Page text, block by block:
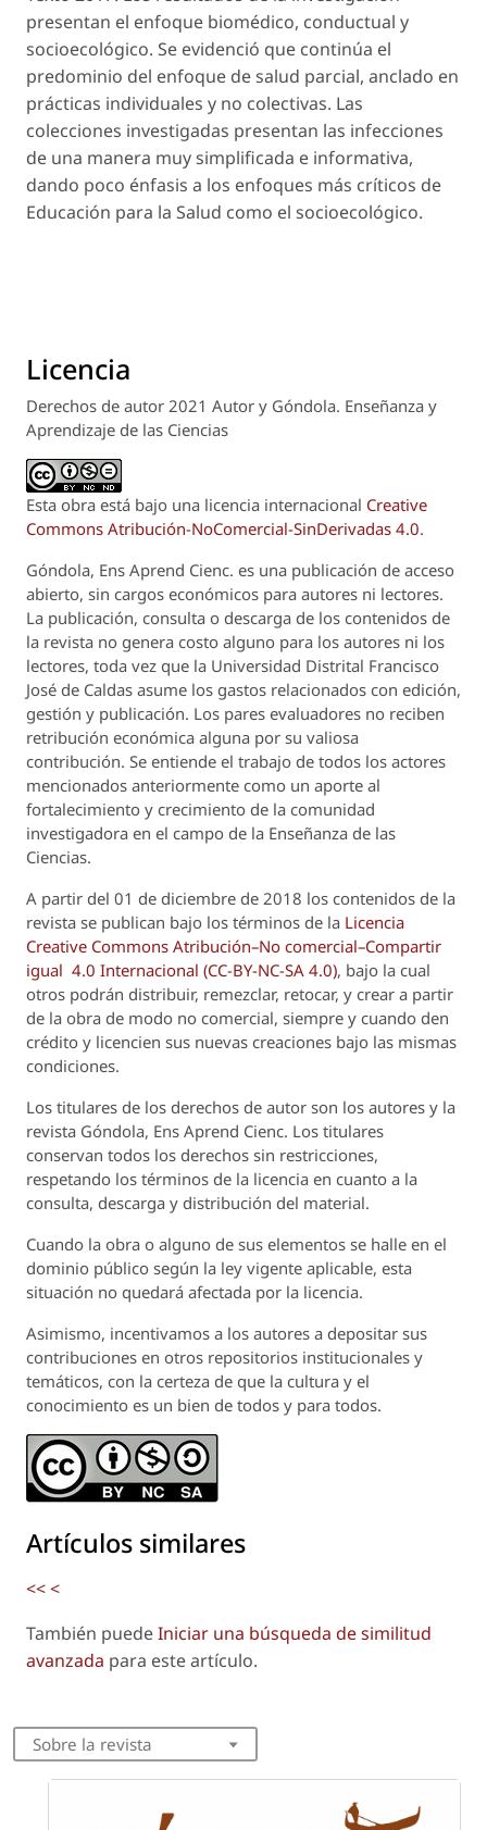
presentan el enfoque biomédico, conductual y
socioecológico. Se evidenció que continúa el
predominio del enfoque de salud parcial, anclado en
prácticas individuales y no colectivas. Las
colecciones investigadas presentan las infecciones
de una manera muy simplificada e informativa,
dando poco énfasis a los enfoques más críticos de
Educación para la Salud como el socioecológico.
Licencia
Derechos de autor 2021 Autor y Góndola. Enseñanza y
Aprendizaje de las Ciencias
Esta obra está bajo una licencia internacional Creative
Commons Atribución-NoComercial-SinDerivadas 4.0.
Góndola, Ens Aprend Cienc. es una publicación de acceso
abierto, sin cargos económicos para autores ni lectores.
La publicación, consulta o descarga de los contenidos de
la revista no genera costo alguno para los autores ni los
lectores, toda vez que la Universidad Distrital Francisco
José de Caldas asume los gastos relacionados con edición,
gestión y publicación. Los pares evaluadores no reciben
retribución económica alguna por su valiosa
contribución. Se entiende el trabajo de todos los actores
mencionados anteriormente como un aporte al
fortalecimiento y crecimiento de la comunidad
investigadora en el campo de la Enseñanza de las
Ciencias.
A partir del 01 de diciembre de 2018 los contenidos de la
revista se publican bajo los términos de la Licencia
Creative Commons Atribución–No comercial–Compartir
igual 4.0 Internacional (CC-BY-NC-SA 4.0), bajo la cual
otros podrán distribuir, remezclar, retocar, y crear a partir
de la obra de modo no comercial, siempre y cuando den
crédito y licencien sus nuevas creaciones bajo las mismas
condiciones.
Los titulares de los derechos de autor son los autores y la
revista Góndola, Ens Aprend Cienc. Los titulares
conservan todos los derechos sin restricciones,
respetando los términos de la licencia en cuanto a la
consulta, descarga y distribución del material.
Cuando la obra o alguno de sus elementos se halle en el
dominio público según la ley vigente aplicable, esta
situación no quedará afectada por la licencia.
Asimismo, incentivamos a los autores a depositar sus
contribuciones en otros repositorios institucionales y
temáticos, con la certeza de que la cultura y el
conocimiento es un bien de todos y para todos.
Artículos similares
<<<
También puedeIniciar una búsqueda de similitud
avanzada para este artículo.
Sobre la revista